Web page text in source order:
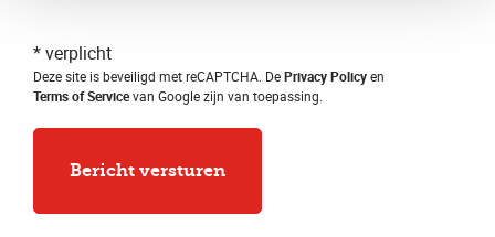
* verplicht
Deze site is beveiligd met reCAPTCHA. DePrivacy Policyen
Terms of Servicevan Google zijn van toepassing.
Bericht versturen